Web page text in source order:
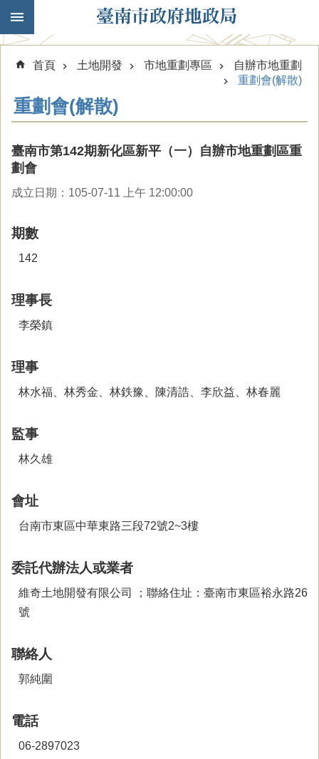
跳到主要內容區塊
首頁 土地開發 市地重劃專區
自辦市地重劃
重劃會(解散)
重劃會(解散)
臺南市第142期新化區新平（一）自辦市地重劃區重
劃會
成立日期：105-07-11 上午 12:00:00
期數
142
理事長
李榮鎮
理事
林水福、林秀金、林鉄豫、陳清誥、李欣益、林春麗
監事
林久雄
會址
台南市東區中華東路三段72號2~3樓
委託代辦法人或業者
維奇土地開發有限公司 ；聯絡住址：臺南市東區裕永路26
號
聯絡人
郭純圍
電話
06-2897023